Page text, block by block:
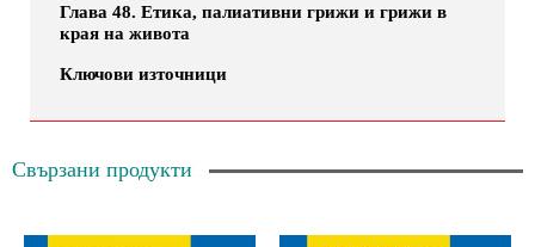
Глава 48. Етика, палиативни грижи и грижи в
края на живота
Ключови източници
Свързани продукти